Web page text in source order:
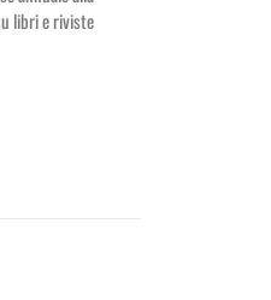
libri e riviste